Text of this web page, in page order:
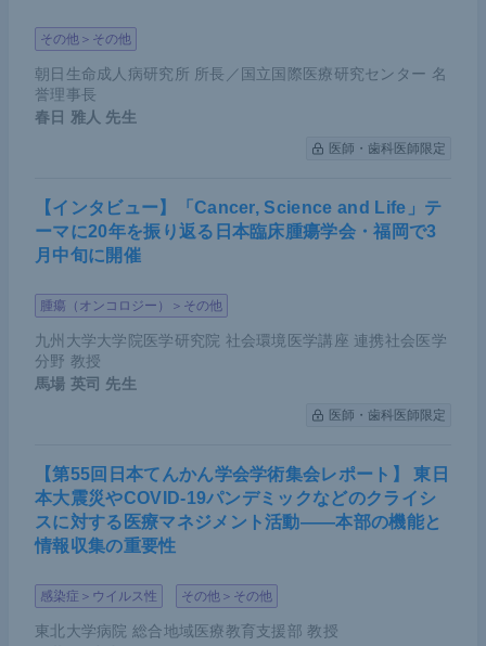
その他＞その他
朝日生命成人病研究所 所長／国立国際医療研究センター 名
誉理事長
春日 雅人 先生
医師・歯科医師限定
【インタビュー】「Cancer, Science and Life」テ
ーマに20年を振り返る日本臨床腫瘍学会・福岡で3
月中旬に開催
腫瘍（オンコロジー）＞その他
九州大学大学院医学研究院 社会環境医学講座 連携社会医学
分野 教授
馬場 英司 先生
医師・歯科医師限定
【第55回日本てんかん学会学術集会レポート】 東日
本大震災やCOVID-19パンデミックなどのクライシ
スに対する医療マネジメント活動――本部の機能と
情報収集の重要性
感染症＞ウイルス性 その他＞その他
東北大学病院 総合地域医療教育支援部 教授